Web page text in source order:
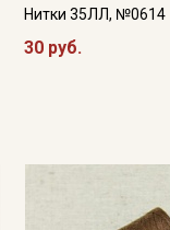
Нитки 35ЛЛ, №0614
30 руб.